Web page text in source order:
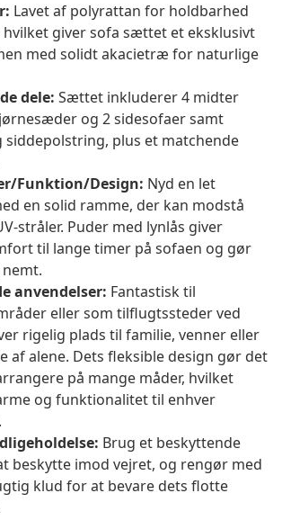
Lavet af polyrattan for holdbarhed
hvilket giver sofa sættet et eksklusivt
med solidt akacietræ for naturlige
dele: Sættet inkluderer 4 midter
og 2 sidesofaer samt
siddepolstring, plus et matchende
Funktion/Design: Nyd en let
en solid ramme, der kan modstå
stråler. Puder med lynlås giver
til lange timer på sofaen og gør
anvendelser: Fantastisk til
eller som tilflugtssteder ved
rigelig plads til familie, venner eller
af alene. Dets fleksible design gør det
på mange måder, hvilket
og funktionalitet til enhver
Brug et beskyttende
beskytte imod vejret, og rengør med
klud for at bevare dets flotte